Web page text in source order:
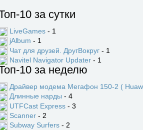
10 за сутки
LiveGames - 1
jAlbum - 1
Чат для друзей. ДругВокруг - 1
Navitel Navigator Updater - 1
10 за неделю
Драйвер модема Мегафон 150-2 (
Длинные нарды - 4
UTFCast Express - 3
Scanner - 2
Subway Surfers - 2